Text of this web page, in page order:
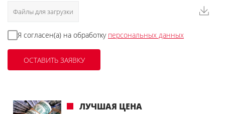
Файлы для загрузки
Я согласен(а) на обработку персональных данных
ЛУЧШАЯ ЦЕНА